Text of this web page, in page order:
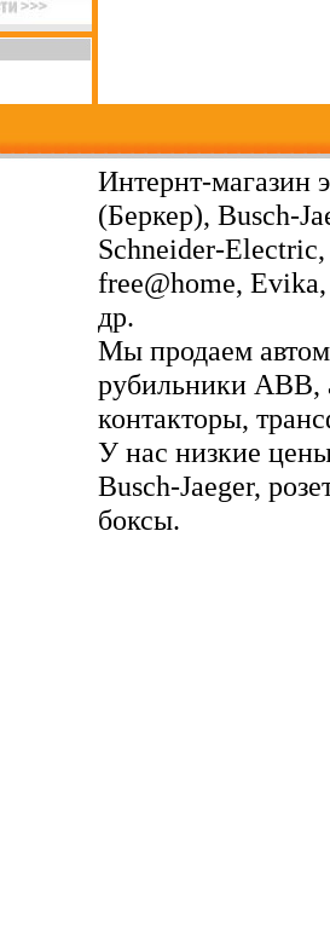
Интернт-магазин
(Беркер), Busch-
Schneider-
free@home,
др.
Мы продаем
рубильники ABB,
контакторы,
У нас низкие
Busch-Jaeger,
боксы.